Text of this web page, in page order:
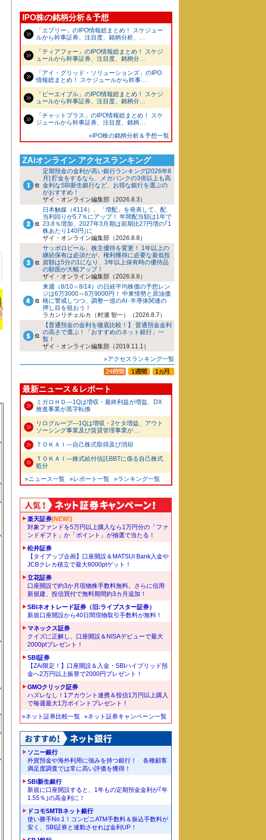
IPO株の銘柄分析＆予想
「エブリー」のIPO情報総まとめ！ スケジュー
ルから幹事証券、注目度、銘柄分析、…
「ティアフォー」のIPO情報総まとめ！ スケジ
ュールから幹事証券、注目度、銘柄分…
「アイ・グリッド・ソリューションズ」のIPO
情報総まとめ！ スケジュールから幹事…
「ビーエイブル」のIPO情報総まとめ！ スケジ
ュールから幹事証券、注目度、銘柄分…
「チャットプラス」のIPO情報総まとめ！ スケ
ジュールから幹事証券、注目度、銘柄…
»IPO株の銘柄分析＆予想一覧
ZAiオンライン アクセスランキング
定期預金の金利が高い銀行ランキング[2026年8
月] 貯金をするなら、メガバンクの3倍以上も高
金利なSBI新生銀行など、お得な銀行を選ぶの
がおすすめ！
ザイ・オンライン編集部（2026.8.3）
日本触媒（4114）、「増配」を発表して、配
当利回りが5.7％にアップ！ 年間配当額は1年で
23.8％増加、2027年3月期は前期比27円増の｢1
株あたり140円｣に
ザイ・オンライン編集部（2026.8.8）
サッポロビール、株主優待を変更！ 1年以上の
継続保有は必須だが、権利獲得に必要な最低投
資額は5分の1になり、3年以上保有時の優待品
の額面が大幅アップ！
ザイ・オンライン編集部（2026.8.8）
来週（8/10～8/14）の日経平均株価の予想レン
ジは6万3000～6万9000円！ 中東情勢と原油価
格に警戒しつつ、調整一巡のAI･半導体関連の
押し目を狙おう！
ラカンリチェルカ（村瀬 智一）（2026.8.7）
【普通預金の金利を徹底比較！】 普通預金金利
の高さで選ぶ！「おすすめのネット銀行」一
覧！
ザイ・オンライン編集部（2019.11.1）
»アクセスランキング一覧
最新ニュース＆レポート
ミガロＨＤ---1Qは増収・最終利益が増益、DX
推進事業が黒字転換
リログループ---1Qは増収・2ケタ増益、アウト
ソーシング事業及び賃貸管理事業が…
ＴＯＫＡＩ---自己株式取得及び消却
ＴＯＫＡＩ---株式給付信託BBTに係る自己株式
処分
»ニュース一覧
»レポート一覧 »ランキング一覧
楽天証券[NEW!]
対象ファンドを5万円以上購入なら1万円分の「ファ
ンドギフト」か「ポイント」が抽選で当たる！
松井証券
【タイアップ企画】口座開設＆MATSUI Bank入金や
JCBクレカ積立で最大8000ptゲット！
立花証券
口座開設で約3か月現物株手数料無料。さらに信用
新規建、投信買付で無料期間約3カ月追加！
SBIネオトレード証券（旧:ライブスター証券）
新規口座開設から40日間現物取引手数料が無料！
マネックス証券
クイズに正解し、口座開設＆NISAデビューで最大
2000ptプレゼント！
SBI証券
【ZAi限定！】口座開設＆入金・SBIハイブリッド預
金へ2万円以上振替で2000円プレゼント！
GMOクリック証券
ハズレなし！1アカウント連携＆投信1万円以上購入
で毎週最大1万ポイントプレゼント！
»ネット証券比較一覧 »ネット証券キャンペーン一覧
ソニー銀行
外貨預金や海外利用に強みを持つ銀行！ 各種顧客
満足度調査では常に高い評価を獲得！
SBI新生銀行
新規に口座開設すると、1年もの定期預金金利が｢年
1.55％｣の高金利に！
ドコモSMTBネット銀行
使い勝手No.1！コンビニATM手数料＆振込手数料が
安く、SBI証券と連動させれば金利UP！